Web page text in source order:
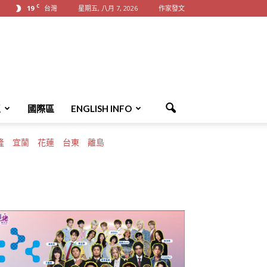
19 C 台灣 星期五, 八月 7, 2026 作家發文
國際區 ENGLISH INFO
宜蘭 花蓮 台東 離島